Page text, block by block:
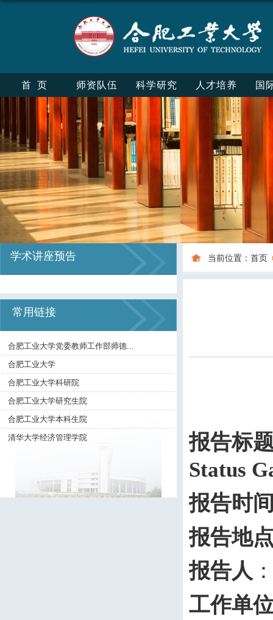
首页 师资队伍 科学研究 人才培养 国
学术讲座预告
常用链接
合肥工业大学党委教师工作部师德...
合肥工业大学
合肥工业大学科研院
合肥工业大学研究生院
合肥工业大学本科生院
清华大学经济管理学院
当前位置： 首页
报告标
Status
报告时
报告地
报告人
工作单